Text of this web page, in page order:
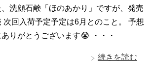
洗顔石鹸「ほのあかり」ですが、発売
次回入荷予定予定は6月とのこと。 予想
りがとうございます😭 ・・・
続きを読む